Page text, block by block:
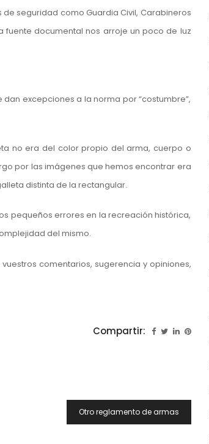
seguridad como Guardia Civil, Carabineros
fuente documental nos arroje un poco de luz
excepciones a la norma por “costumbre”,
no era del color propio del arma, cuerpo o
por las imágenes que hemos encontrar era
distinta de la rectangular.
pequeños errores en la recreación histórica,
del mismo.
comentarios, sugerencia y opiniones,
Compartir:
Otro reglamento de armas